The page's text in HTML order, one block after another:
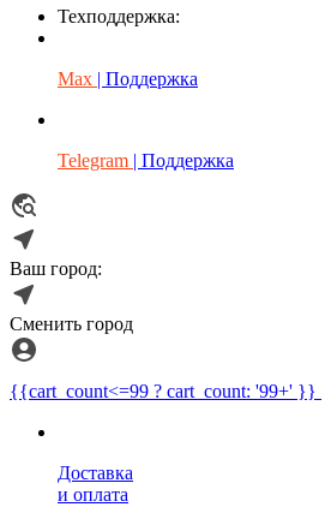
Техподдержка:
Max | Поддержка
Telegram | Поддержка
Ваш город:
Сменить город
{{cart_count<=99 ? cart_count: '99+' }}
Доставка
и оплата